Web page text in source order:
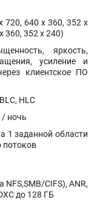
720, 640 x 360, 352 x
360, 352 x 240)
яркость,
усиление и
клиентское ПО
HLC
ночь
1 заданной области
потоков
CIFS), ANR,
до 128 ГБ